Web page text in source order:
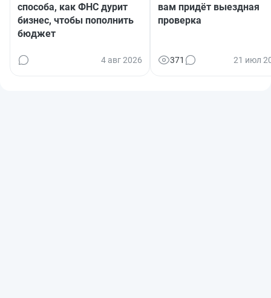
способа, как ФНС дурит
бизнес, чтобы пополнить
бюджет
4 авг 2026
вам придёт выездная
проверка
371 21 июл